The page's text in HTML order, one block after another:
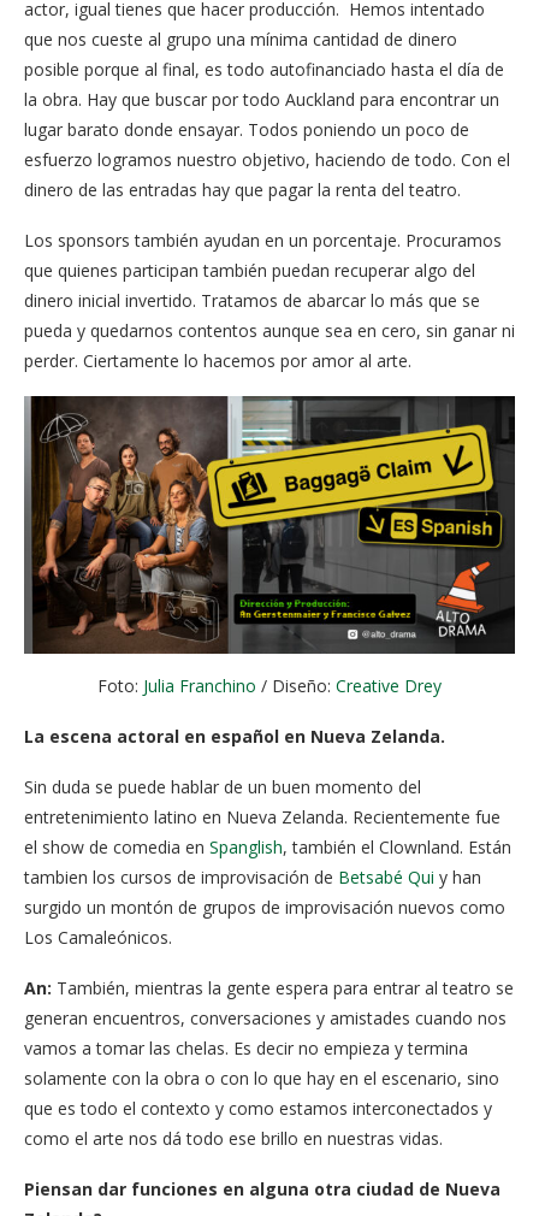
actor, igual tienes que hacer producción. Hemos intentado
que nos cueste al grupo una mínima cantidad de dinero
posible porque al final, es todo autofinanciado hasta el día de
la obra. Hay que buscar por todo Auckland para encontrar un
lugar barato donde ensayar. Todos poniendo un poco de
esfuerzo logramos nuestro objetivo, haciendo de todo. Con el
dinero de las entradas hay que pagar la renta del teatro.
Los sponsors también ayudan en un porcentaje. Procuramos
que quienes participan también puedan recuperar algo del
dinero inicial invertido. Tratamos de abarcar lo más que se
pueda y quedarnos contentos aunque sea en cero, sin ganar ni
perder. Ciertamente lo hacemos por amor al arte.
Foto: Julia Franchino / Diseño: Creative Drey
La escena actoral en español en Nueva Zelanda.
Sin duda se puede hablar de un buen momento del
entretenimiento latino en Nueva Zelanda. Recientemente fue
el show de comedia en Spanglish, también el Clownland. Están
tambien los cursos de improvisación de Betsabé Qui y han
surgido un montón de grupos de improvisación nuevos como
Los Camaleónicos.
An: También, mientras la gente espera para entrar al teatro se
generan encuentros, conversaciones y amistades cuando nos
vamos a tomar las chelas. Es decir no empieza y termina
solamente con la obra o con lo que hay en el escenario, sino
que es todo el contexto y como estamos interconectados y
como el arte nos dá todo ese brillo en nuestras vidas.
Piensan dar funciones en alguna otra ciudad de Nueva